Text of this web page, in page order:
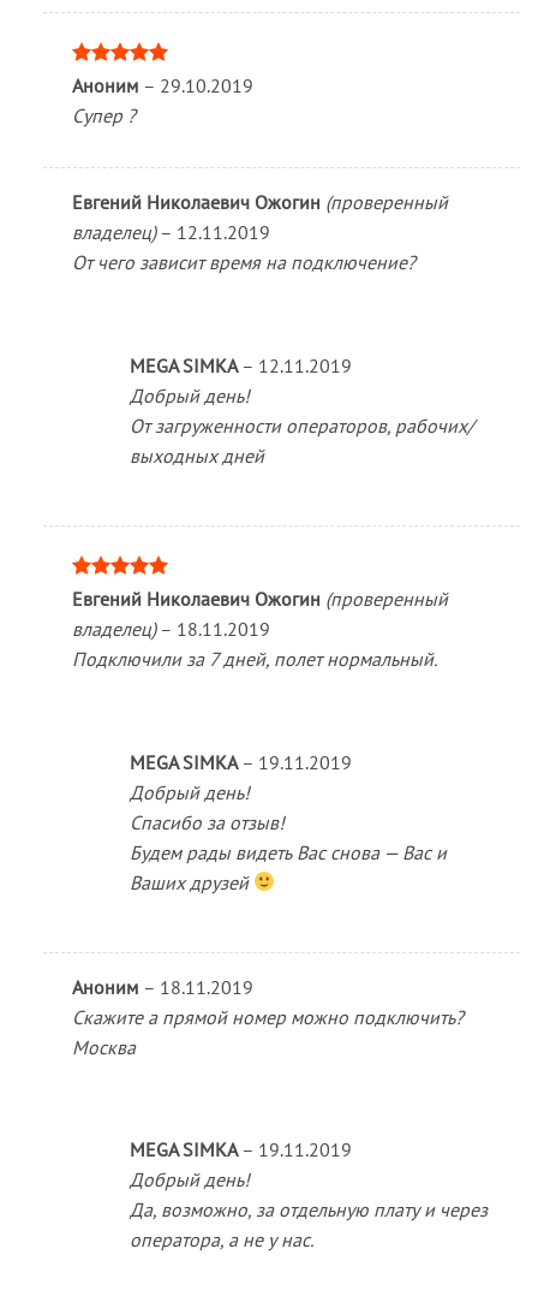
Оценка
Аноним – 29.10.2019
Супер ?
Евгений Николаевич Ожогин (проверенный
владелец) – 12.11.2019
От чего зависит время на подключение?
MEGA SIMKA – 12.11.2019
Добрый день!
От загруженности операторов, рабочих/
выходных дней
Оценка 5
Евгений Николаевич Ожогин (проверенный
владелец) – 18.11.2019
Подключили за 7 дней, полет нормальный.
MEGA SIMKA – 19.11.2019
Добрый день!
Спасибо за отзыв!
Будем рады видеть Вас снова — Вас и
Ваших друзей
Аноним – 18.11.2019
Скажите а прямой номер можно подключить?
Москва
MEGA SIMKA – 19.11.2019
Добрый день!
Да, возможно, за отдельную плату и через
оператора, а не у нас.